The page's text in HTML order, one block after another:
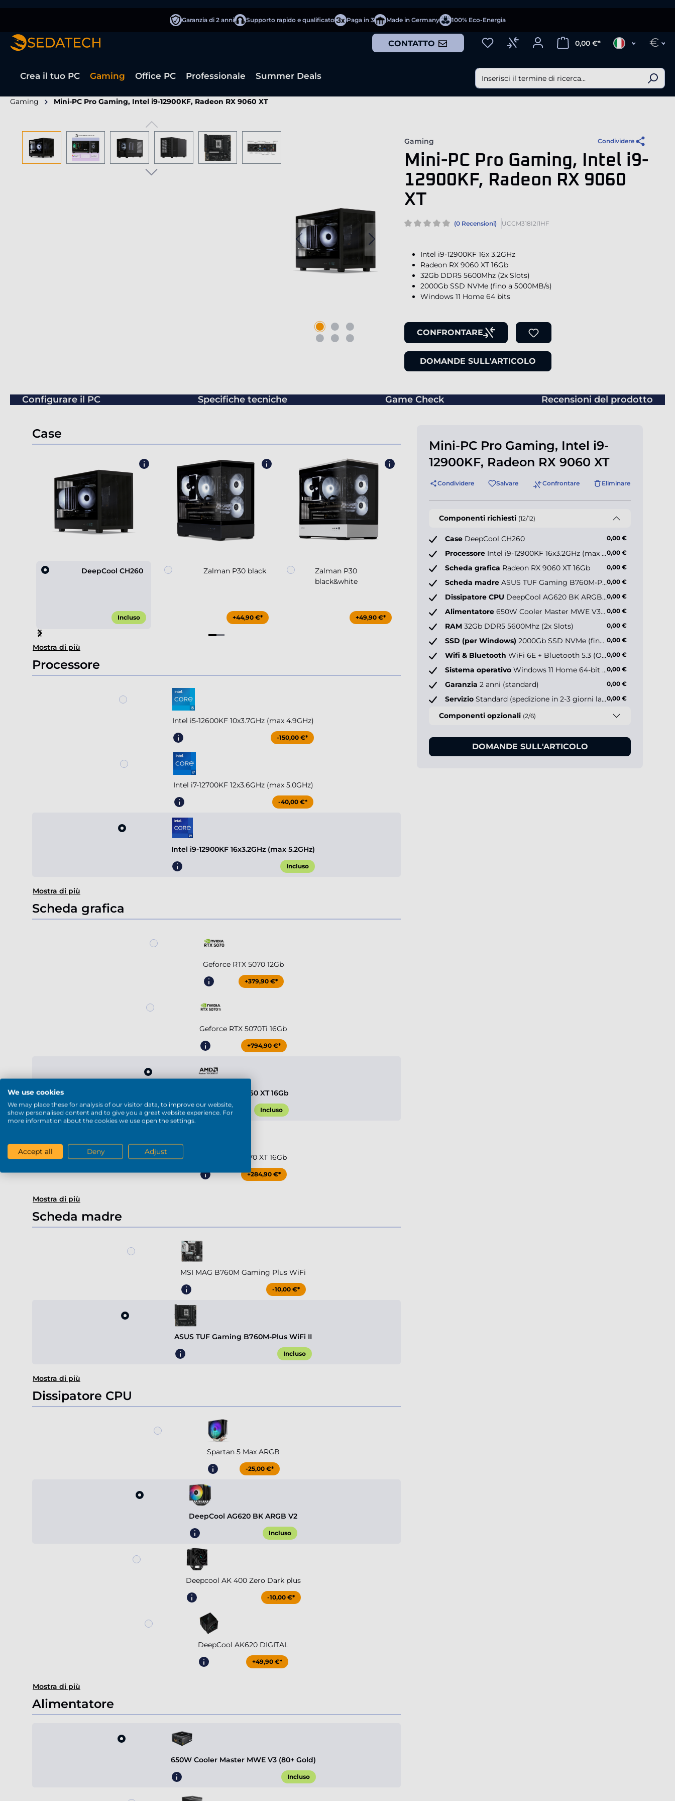
Garanzia di 2 anni Supporto rapido e qualificato Paga in 3 Made in Germany 100% Eco-Energia
CONTATTO 0,00 €* €
Crea il tuo PC Gaming Office PC Professionale Summer Deals
Gaming Mini-PC Pro Gaming, Intel i9-12900KF, Radeon RX 9060 XT
Salta la galleria di immagini
Gaming Condividere
Mini-PC Pro Gaming, Intel i9-
12900KF, Radeon RX 9060
XT
(0 Recensioni) UCCM318I2I1HF
Intel i9-12900KF 16x 3.2GHz
Radeon RX 9060 XT 16Gb
32Gb DDR5 5600Mhz (2x Slots)
2000Gb SSD NVMe (fino a 5000MB/s)
Windows 11 Home 64 bits
CONFRONTARE
DOMANDE SULL'ARTICOLO
Configurare il PC Specifiche tecniche Game Check Recensioni del prodotto
Case
DeepCool CH260
Incluso
Zalman P30 black
+44,90 €*
Zalman P30
black&white
+49,90 €*
Zalman P50 DS Black
Item
1
of
4
Mostra di più
Processore
Intel i5-12600KF 10x3.7GHz (max 4.9GHz)
-150,00 €*
Intel i7-12700KF 12x3.6GHz (max 5.0GHz)
-40,00 €*
Intel i9-12900KF 16x3.2GHz (max 5.2GHz)
Incluso
Mostra di più
Scheda grafica
Geforce RTX 5070 12Gb
+379,90 €*
Geforce RTX 5070Ti 16Gb
+794,90 €*
Radeon RX 9060 XT 16Gb
Incluso
Radeon RX 9070 XT 16Gb
+284,90 €*
Mostra di più
Scheda madre
MSI MAG B760M Gaming Plus WiFi
-10,00 €*
ASUS TUF Gaming B760M-Plus WiFi II
Incluso
Mostra di più
Dissipatore CPU
Spartan 5 Max ARGB
-25,00 €*
DeepCool AG620 BK ARGB V2
Incluso
Deepcool AK 400 Zero Dark plus
-10,00 €*
DeepCool AK620 DIGITAL
+49,90 €*
Mostra di più
Alimentatore
650W Cooler Master MWE V3 (80+ Gold)
Incluso
Mini-PC Pro Gaming, Intel i9-
12900KF, Radeon RX 9060 XT
Condividere Salvare Confrontare Eliminare
Componenti richiesti (12/12)
Case DeepCool CH260 0,00 €
Processore Intel i9-12900KF 16x3.2GHz (max 5.2GHz)0,00 €
Scheda grafica Radeon RX 9060 XT 16Gb 0,00 €
Scheda madre ASUS TUF Gaming B760M-Plus WiFi II0,00 €
Dissipatore CPU DeepCool AG620 BK ARGB V20,00 €
Alimentatore 650W Cooler Master MWE V3 (80+ Gold) 0,00 €
RAM 32Gb DDR5 5600Mhz (2x Slots) 0,00 €
SSD (per Windows) 2000Gb SSD NVMe (fino a 5000MB/s) 0,00 €
Wifi & Bluetooth WiFi 6E + Bluetooth 5.3 (Onboard)0,00 €
Sistema operativo Windows 11 Home 64-bit IT0,00 €
Garanzia 2 anni (standard) 0,00 €
Servizio Standard (spedizione in 2-3 giorni lavorativi)0,00 €
Componenti opzionali (2/6)
DOMANDE SULL'ARTICOLO
We use cookies
We may place these for analysis of our visitor data, to improve our website,
show personalised content and to give you a great website experience. For
more information about the cookies we use open the settings.
Accept all Deny Adjust